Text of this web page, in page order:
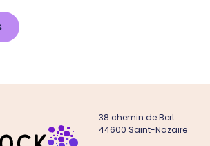
38 chemin de Bert
44600 Saint-Nazaire